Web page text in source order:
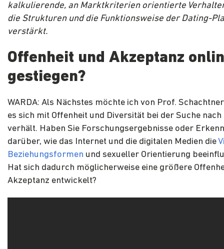
kalkulierende, an Marktkriterien orientierte
die Strukturen und die Funktionsweise der Dating-
verstärkt.
Offenheit und Akzeptanz
gestiegen?
WARDA: Als Nächstes möchte ich von Prof.
es sich mit Offenheit und Diversität bei der Suche
verhält. Haben Sie Forschungsergebnisse oder
darüber, wie das Internet und die digitalen Medien die
Beziehungsformen und sexueller Orientierung
Hat sich dadurch möglicherweise eine größere
Akzeptanz entwickelt?